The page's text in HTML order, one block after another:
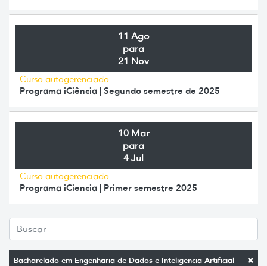
Bacharelado em Engenharia de Dados e Inteligência Artificial
11 Ago
para
21 Nov
Curso autogerenciado
Programa iCiência | Segundo semestre de 2025
10 Mar
para
4 Jul
Curso autogerenciado
Programa iCiencia | Primer semestre 2025